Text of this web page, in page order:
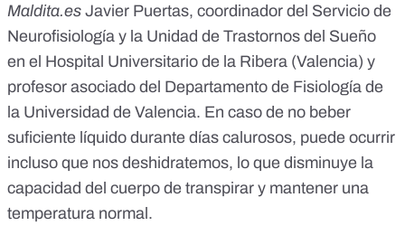
Maldita.es Javier Puertas, coordinador del Servicio de
Neurofisiología y la Unidad de Trastornos del Sueño
en el Hospital Universitario de la Ribera (Valencia) y
profesor asociado del Departamento de Fisiología de
la Universidad de Valencia. En caso de no beber
suficiente líquido durante días calurosos, puede ocurrir
incluso que nos deshidratemos, lo que disminuye la
capacidad del cuerpo de transpirar y mantener una
temperatura normal.